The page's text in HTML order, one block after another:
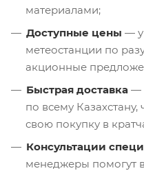
материалами;
Доступные цены — у
метеостанции по
акционные
Быстрая доставка —
по всему
свою покупку в
Консультации
менеджеры помогут